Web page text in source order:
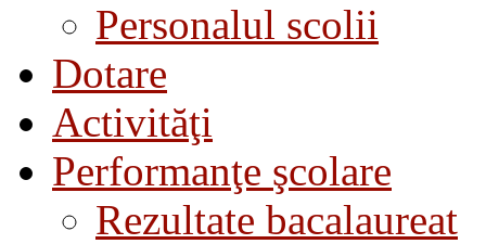
Personalul scolii
Dotare
Activităţi
Performanţe şcolare
Rezultate bacalaureat